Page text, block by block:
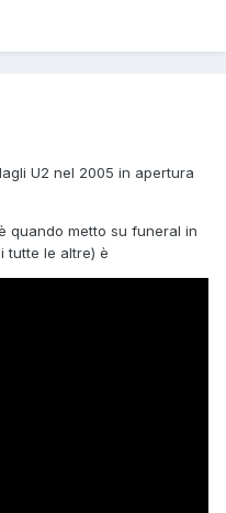
U2 nel 2005 in apertura
quando metto su funeral in
tutte le altre) è